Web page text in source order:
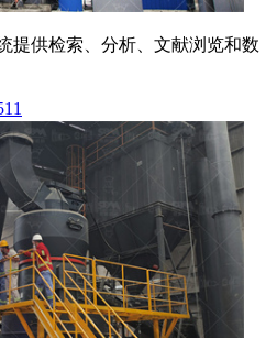
提供检索、分析、文献浏览和数